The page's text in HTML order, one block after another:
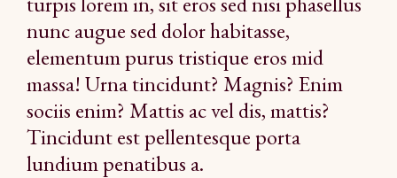
nunc augue sed dolor habitasse,
elementum purus tristique eros mid
massa! Urna tincidunt? Magnis? Enim
sociis enim? Mattis ac vel dis, mattis?
Tincidunt est pellentesque porta
lundium penatibus a.